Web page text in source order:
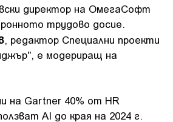
директор на ОмегаСофт
трудово досие.
, редактор Специални проекти
е модериращ на
на Gartner 40% от HR
AI до края на 2024 г.